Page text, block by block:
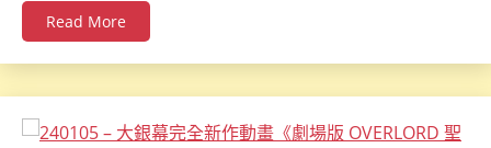
Read More